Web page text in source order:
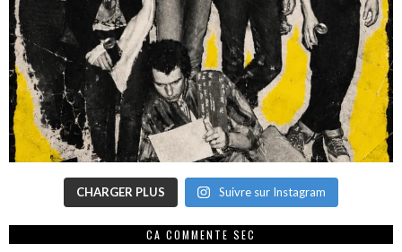
CHARGER PLUS Suivre sur Instagram
CA COMMENTE SEC